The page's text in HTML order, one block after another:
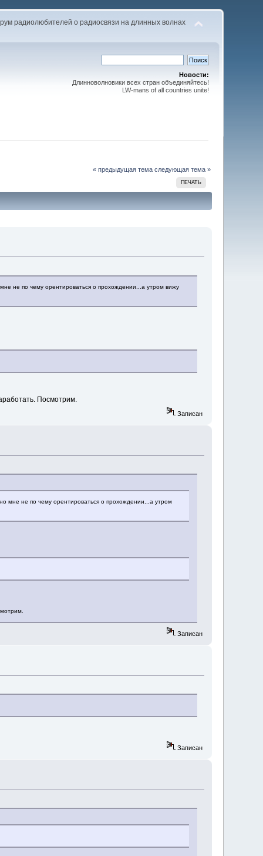
радиолюбителей о радиосвязи на длинных волнах
Новости:
Длинноволновики всех стран объединяйтесь!
LW-mans of all countries unite!
« предыдущая тема следующая тема »
ПЕЧАТЬ
не по чему орентироваться о прохождении...а утром вижу
Посмотрим.
Записан
мне не по чему орентироваться о прохождении...а утром
Записан
Записан